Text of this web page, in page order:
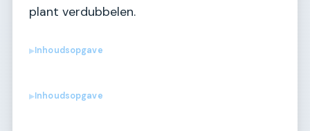
plant verdubbelen.
▶Inhoudsopgave
▶Inhoudsopgave